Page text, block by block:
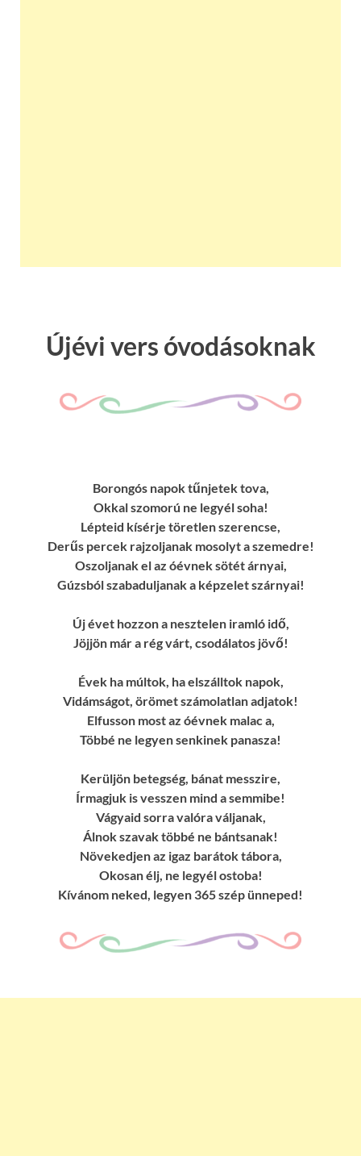
Újévi vers óvodásoknak
Borongós napok tűnjetek tova,
Okkal szomorú ne legyél soha!
Lépteid kísérje töretlen szerencse,
Derűs percek rajzoljanak mosolyt a szemedre!
Oszoljanak el az óévnek sötét árnyai,
Gúzsból szabaduljanak a képzelet szárnyai!
Új évet hozzon a nesztelen iramló idő,
Jöjjön már a rég várt, csodálatos jövő!
Évek ha múltok, ha elszálltok napok,
Vidámságot, örömet számolatlan adjatok!
Elfusson most az óévnek malac a,
Többé ne legyen senkinek panasza!
Kerüljön betegség, bánat messzire,
Írmagjuk is vesszen mind a semmibe!
Vágyaid sorra valóra váljanak,
Álnok szavak többé ne bántsanak!
Növekedjen az igaz barátok tábora,
Okosan élj, ne legyél ostoba!
Kívánom neked, legyen 365 szép ünneped!